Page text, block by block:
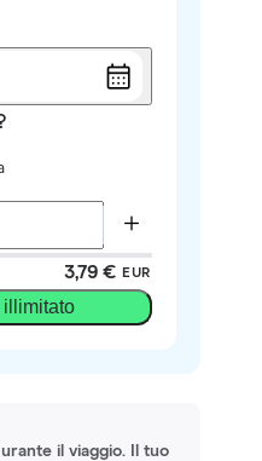
3,79 € EUR
illimitato
il viaggio. Il tuo